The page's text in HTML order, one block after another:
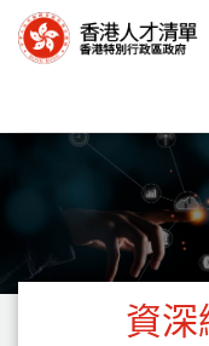
資深